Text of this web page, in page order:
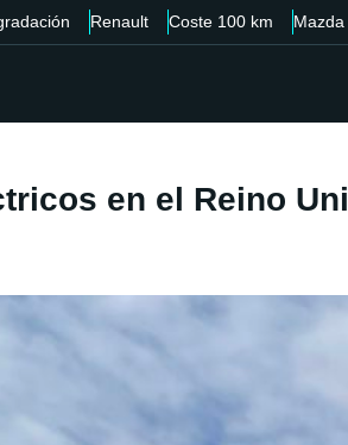
Renault Coste 100 km Mazda
en el Reino